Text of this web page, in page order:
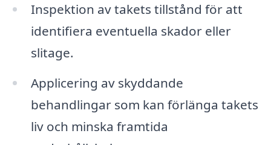
Inspektion av takets tillstånd för att
identifiera eventuella skador eller
slitage.
Applicering av skyddande
behandlingar som kan förlänga takets
liv och minska framtida